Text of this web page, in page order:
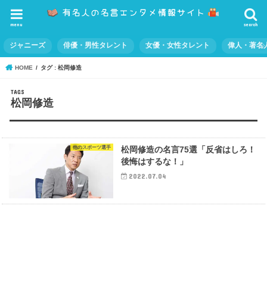
search
menu
ジャニーズ 俳優・男性タレント 女優・女性タレント 偉人・著名
HOME タグ : 松岡修造
松岡修造
他のスポーツ選手
松岡修造の名言75選「反省はしろ！
後悔はするな！」
2022.07.04